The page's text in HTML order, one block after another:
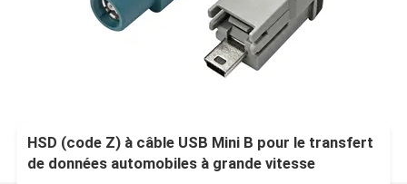
HSD (code Z) à câble USB Mini B pour le transfert
de données automobiles à grande vitesse